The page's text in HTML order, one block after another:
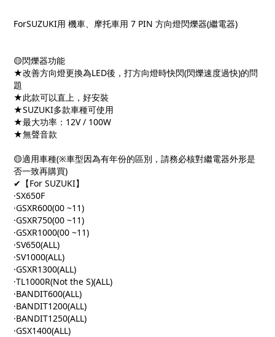
ForSUZUKI用 機車、摩托車用 7 PIN 方向燈閃爍器(繼電器)
🟡閃爍器功能
★改善方向燈更換為LED後，打方向燈時快閃(閃爍速度過快)的問
題
★此款可以直上，好安裝
★SUZUKI多款車種可使用
★最大功率： 12V / 100W
★無聲音款
🟡適用車種(※車型因為有年份的區別，請務必核對繼電器外形是
否一致再購買)
✔ 【For SUZUKI】
·SX650F
·GSXR600(00 ~11)
·GSXR750(00 ~11)
·GSXR1000(00 ~11)
·SV650(ALL)
·SV1000(ALL)
·GSXR1300(ALL)
·TL1000R(Not the S)(ALL)
·BANDIT600(ALL)
·BANDIT1200(ALL)
·BANDIT1250(ALL)
·GSX1400(ALL)